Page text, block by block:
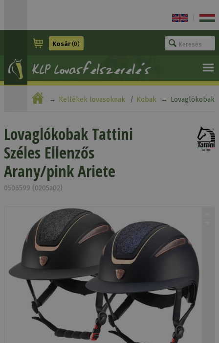
Kosár(0)
Kellékek lovasoknak Kobak Lovaglókobak
Lovaglókobak Tattini
Széles Ellenzős
Arany/pink Ariete
0506599 (0205a02)